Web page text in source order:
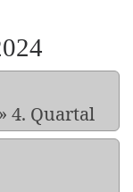
» 4. Quartal